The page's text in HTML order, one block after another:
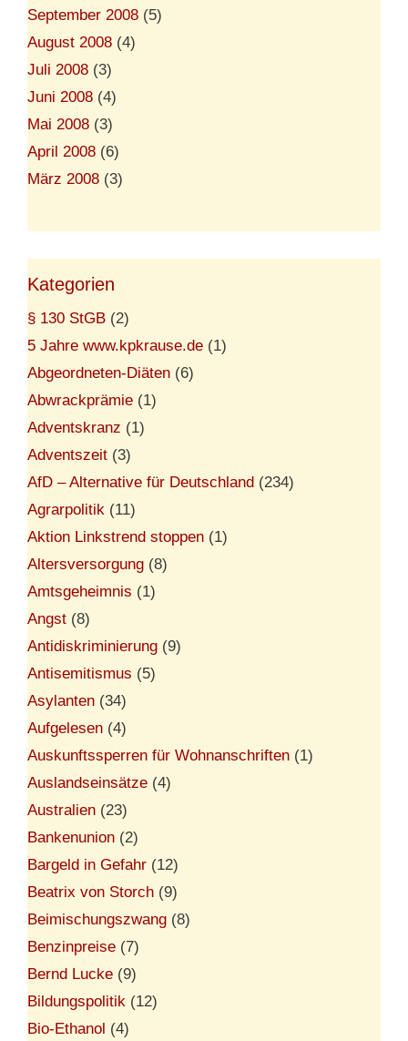
September 2008 (5)
August 2008 (4)
Juli 2008 (3)
Juni 2008 (4)
Mai 2008 (3)
April 2008 (6)
März 2008 (3)
Kategorien
§ 130 StGB (2)
5 Jahre www.kpkrause.de (1)
Abgeordneten-Diäten (6)
Abwrackprämie (1)
Adventskranz (1)
Adventszeit (3)
AfD – Alternative für Deutschland (234)
Agrarpolitik (11)
Aktion Linkstrend stoppen (1)
Altersversorgung (8)
Amtsgeheimnis (1)
Angst (8)
Antidiskriminierung (9)
Antisemitismus (5)
Asylanten (34)
Aufgelesen (4)
Auskunftssperren für Wohnanschriften (1)
Auslandseinsätze (4)
Australien (23)
Bankenunion (2)
Bargeld in Gefahr (12)
Beatrix von Storch (9)
Beimischungszwang (8)
Benzinpreise (7)
Bernd Lucke (9)
Bildungspolitik (12)
Bio-Ethanol (4)